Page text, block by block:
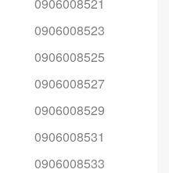
0906008523
0906008525
0906008527
0906008529
0906008531
0906008533